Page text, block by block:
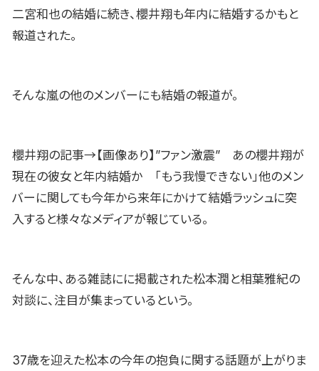
二宮和也の結婚に続き、櫻井翔も年内に結婚するかもと
報道された。
そんな嵐の他のメンバーにも結婚の報道が。
櫻井翔の記事→【画像あり】”ファン激震” あの櫻井翔が
現在の彼女と年内結婚か 「もう我慢できない」他のメン
バーに関しても今年から来年にかけて結婚ラッシュに突
入すると様々なメディアが報じている。
そんな中、ある雑誌にに掲載された松本潤と相葉雅紀の
対談に、注目が集まっているという。
37歳を迎えた松本の今年の抱負に関する話題が上がりま